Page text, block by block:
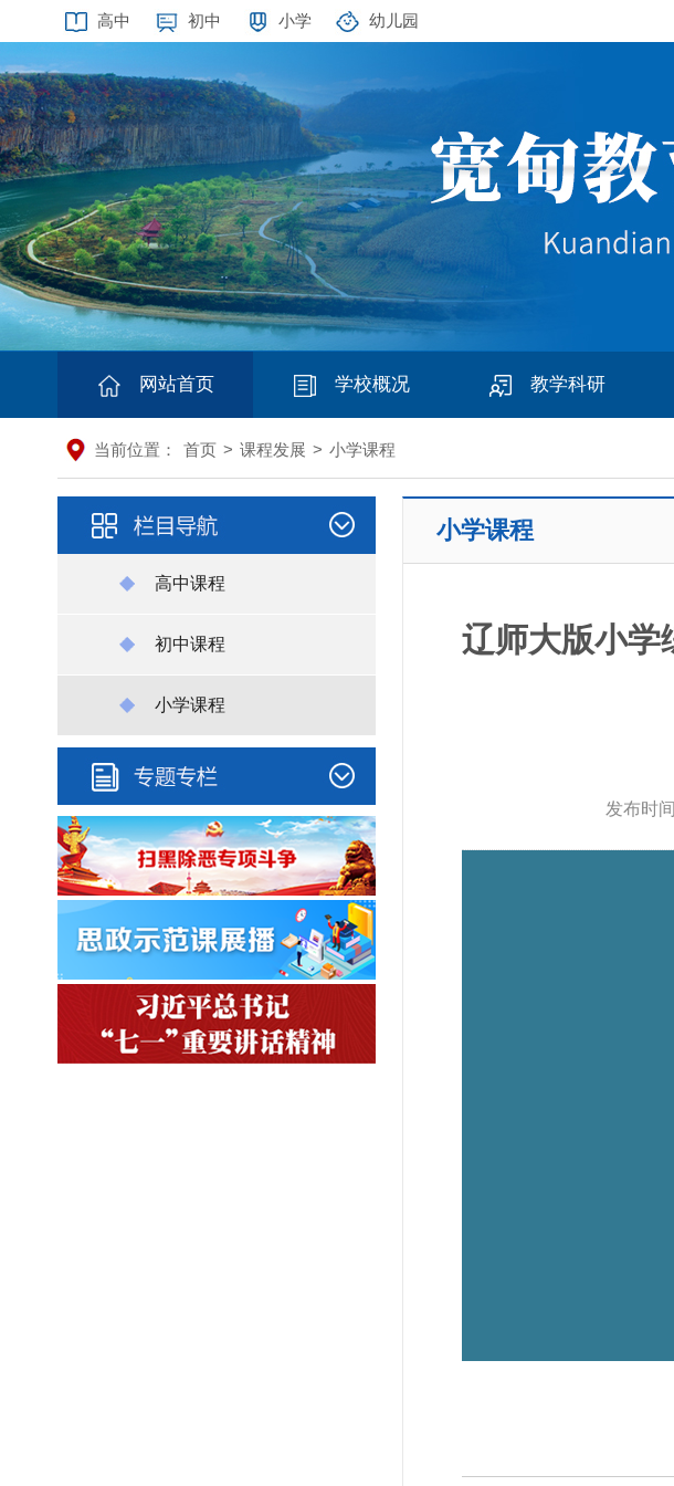
高中 初中 小学 幼儿园
网站首页 学校概况 教学科研
当前位置： 首页 > 课程发展 > 小学课程
高中课程
初中课程
小学课程
小学课程
辽师大版小学
发布时